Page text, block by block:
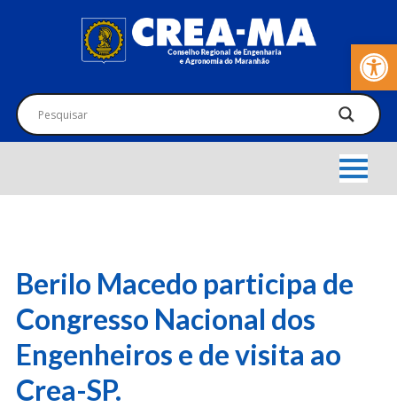
Barra de
Berilo Macedo participa de
Congresso Nacional dos
Engenheiros e de visita ao
Crea-SP.